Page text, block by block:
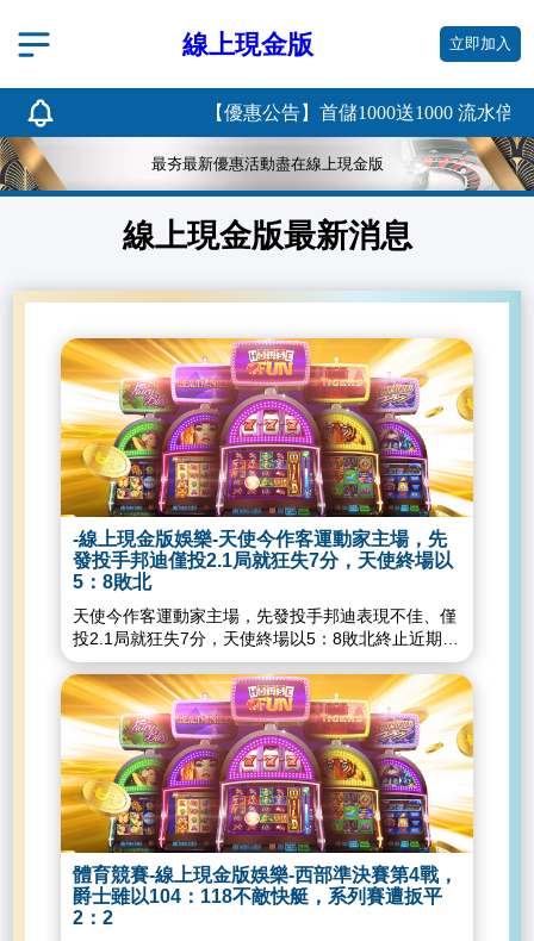
線上現金版 立即加入
【優惠公告】首儲1000送1000 流水倍率20
最夯最新優惠活動盡在線上現金版
線上現金版最新消息
-線上現金版娛樂-天使今作客運動家主場，先
發投手邦迪僅投2.1局就狂失7分，天使終場以
5：8敗北
天使今作客運動家主場，先發投手邦迪表現不佳、僅
投2.1局就狂失7分，天使終場以5：8敗北終止近期6
連勝，日籍球星大谷翔平5打數1支安打。大谷翔平本
季第3度只休息5天就先發的比賽，大谷在今年僅在美
國時間4月26日與5月11日兩日只休息5天就先發，天
使球團在今年都會盡量給他更多的休息時間；特別是
在美國時間5月19日大谷翔平於先發時出現球速下降
的情況後，天使就不曾讓大谷在只休5天就先發，後
三場先發，大谷分別休息了8、6、6天。天使隊在今
天以10：3擊敗響尾蛇，系列賽3戰橫掃對手，大谷
翔平在本場比賽代打吞K，接下來天使將開拔到奧克
蘭與運動家進行3連戰，預計將派出邦迪
（DylanBundy）、希尼（AndrewHeaney）與坎寧
（GriffinCanning）先發。上次面對皇家終於收下本
體育競賽-線上現金版娛樂-西部準決賽第4戰，
爵士雖以104：118不敵快艇，系列賽遭扳平
2：2